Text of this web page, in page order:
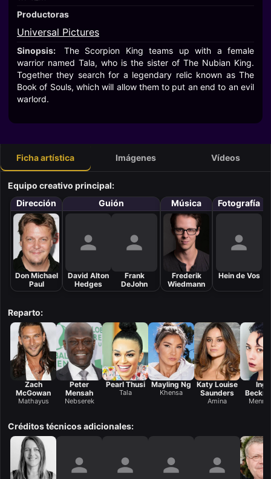
Productoras
Universal Pictures
Sinopsis:
The Scorpion King teams up with a female
warrior named Tala, who is the sister of The Nubian King.
Together they search for a legendary relic known as The
Book of Souls, which will allow them to put an end to an evil
warlord.
Ficha artística Imágenes Vídeos
Equipo creativo principal:
Dirección
Don Michael
Paul
Guión
David Alton
Hedges
Frank
DeJohn
Música
Frederik
Wiedmann
Fotografía
Hein de Vos
Reparto:
Zach
McGowan
Mathayus
Peter
Mensah
Nebserek
Pearl Thusi
Tala
Mayling Ng
Khensa
Katy Louise
Saunders
Amina
Inge
Créditos técnicos adicionales: